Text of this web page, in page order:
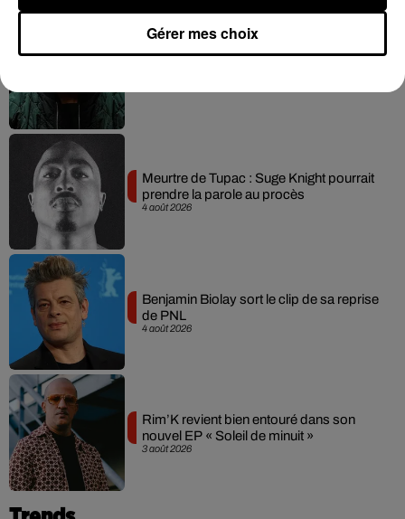
Tiakola annonce le premier concert de
4 août 2026
Meurtre de Tupac : Suge Knight pourrait
prendre la parole au procès
4 août 2026
Benjamin Biolay sort le clip de sa reprise
de PNL
3 août 2026
Rim’K revient bien entouré dans son
nouvel EP « Soleil de minuit »
Gérer mes choix